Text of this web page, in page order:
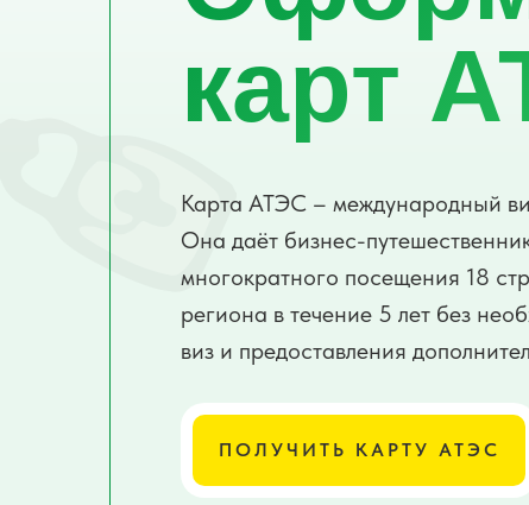
ПОЛУЧИТЬ КАРТУ АТЭС
карт
Карта АТЭС – международный
Она даёт бизнес-
многократного посещения 18
региона в течение 5 лет без
виз и предоставления